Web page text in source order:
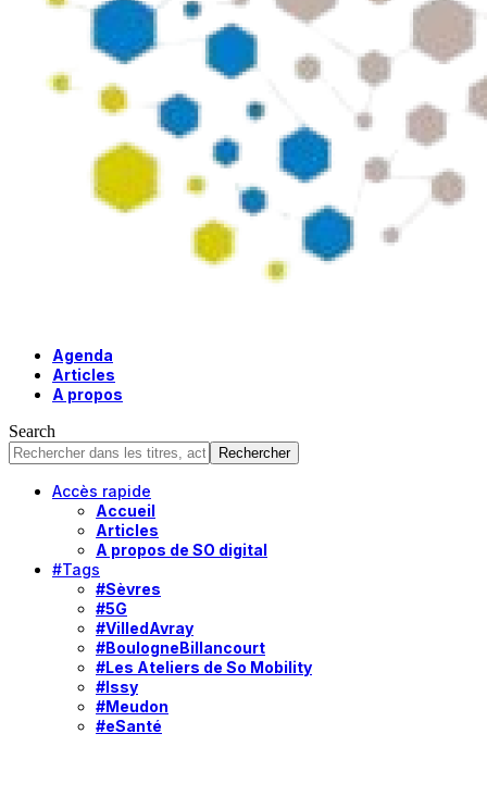
Agenda
Articles
A propos
Search
Accès rapide
Accueil
Articles
A propos de SO digital
#Tags
#Sèvres
#5G
#VilledAvray
#BoulogneBillancourt
#Les Ateliers de So Mobility
#Issy
#Meudon
#eSanté